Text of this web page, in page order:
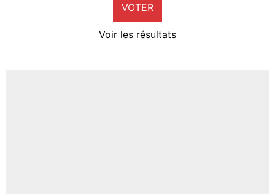
VOTER
Voir les résultats